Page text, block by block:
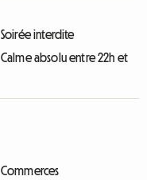
Soirée interdite
Calme absolu entre 22h et
Commerces